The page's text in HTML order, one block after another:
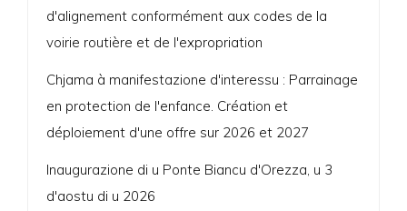
d'alignement conformément aux codes de la
voirie routière et de l'expropriation
Chjama à manifestazione d'interessu : Parrainage
en protection de l'enfance. Création et
déploiement d'une offre sur 2026 et 2027
Inaugurazione di u Ponte Biancu d'Orezza, u 3
d'aostu di u 2026